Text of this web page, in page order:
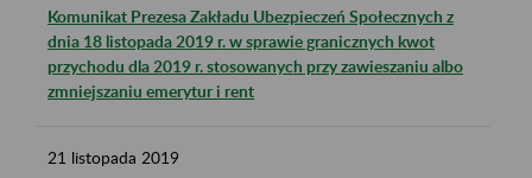
Komunikat Prezesa Zakładu Ubezpieczeń Społecznych z
dnia 18 listopada 2019 r. w sprawie granicznych kwot
przychodu dla 2019 r. stosowanych przy zawieszaniu albo
zmniejszaniu emerytur i rent
21 listopada 2019